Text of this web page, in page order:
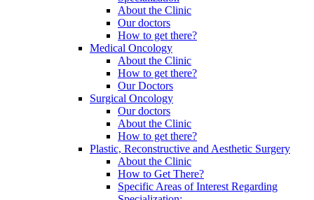
About the Clinic
Our doctors
How to get there?
Medical Oncology
About the Clinic
How to get there?
Our Doctors
Surgical Oncology
Our doctors
About the Clinic
How to get there?
Plastic, Reconstructive and Aesthetic Surgery
About the Clinic
How to Get There?
Specific Areas of Interest Regarding